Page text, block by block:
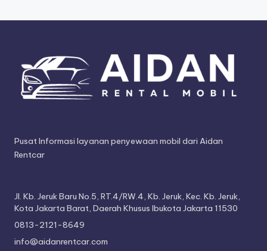
Pusat Informasi layanan penyewaan mobil dari Aidan
Rentcar
Jl. Kb. Jeruk Baru No.5, RT.4/RW.4, Kb. Jeruk, Kec. Kb. Jeruk,
Kota Jakarta Barat, Daerah Khusus Ibukota Jakarta 11530
0813-2121-8649
info@aidanrentcar.com